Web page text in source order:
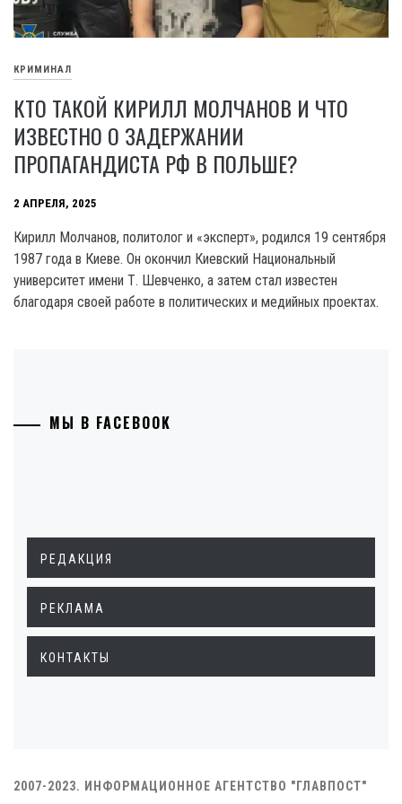
КРИМИНАЛ
КТО ТАКОЙ КИРИЛЛ МОЛЧАНОВ И ЧТО
ИЗВЕСТНО О ЗАДЕРЖАНИИ
ПРОПАГАНДИСТА РФ В ПОЛЬШЕ?
2 АПРЕЛЯ, 2025
Кирилл Молчанов, политолог и «эксперт», родился 19 сентября
1987 года в Киеве. Он окончил Киевский Национальный
университет имени Т. Шевченко, а затем стал известен
благодаря своей работе в политических и медийных проектах.
МЫ В FACEBOOK
РЕДАКЦИЯ
РЕКЛАМА
КОНТАКТЫ
2007-2023. ИНФОРМАЦИОННОЕ АГЕНТСТВО "ГЛАВПОСТ"